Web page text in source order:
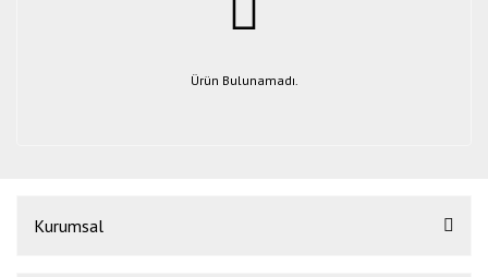
Ürün Bulunamadı.
Kurumsal